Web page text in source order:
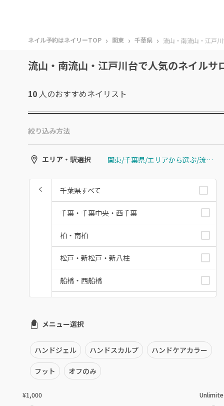
ネイル予約はネイリーTOP › 関東 › 千葉県 › 流山・南流山・江戸川
流山・南流山・江戸川台で人気のネイルサ
10 人のおすすめネイリスト
絞り込み方法
エリア・駅選択 関東/千葉県/エリアから選ぶ/流山・南流山・江戸川台
千葉県すべて
千葉・千葉中央・西千葉
柏・南柏
松戸・新松戸・新八柱
船橋・西船橋
市川・本八幡・下総中山
津田沼・京成津田沼
北習志野・習志野
メニュー選択
ハンドジェル ハンドスカルプ ハンドケアカラー
フット オフのみ
¥1,000